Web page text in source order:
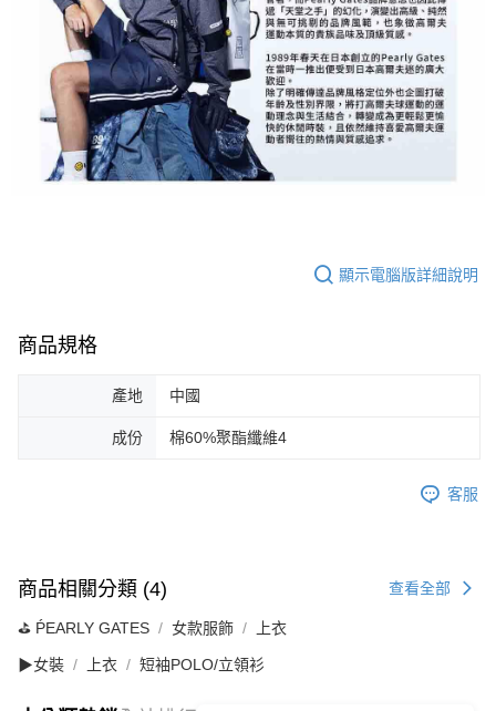
顯示電腦版詳細說明
商品規格
產地 中國
成份 棉60%聚酯纖維4
客服
商品相關分類 (4) 查看全部
⛳️ ṔEARLY GATES 女款服飾 上衣
▶女裝 上衣 短袖POLO/立領衫